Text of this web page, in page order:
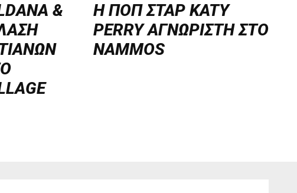
&
H ΠΟΠ ΣΤΑΡ KATY
PERRY ΑΓΝΩΡΙΣΤΗ ΣΤΟ
NAMMOS